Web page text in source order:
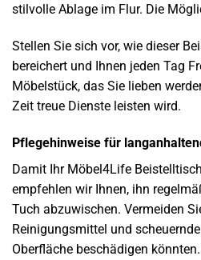
stilvolle Ablage im Flur. Die
Stellen Sie sich vor, wie dieser
bereichert und Ihnen jeden Tag
Möbelstück, das Sie lieben
Zeit treue Dienste leisten wird.
Pflegehinweise für
Damit Ihr Möbel4Life
empfehlen wir Ihnen, ihn
Tuch abzuwischen. Vermeiden
Reinigungsmittel und
Oberfläche beschädigen